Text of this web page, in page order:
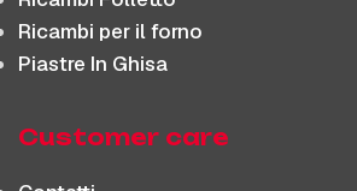
Ricambi per il forno
Piastre In Ghisa
Customer care